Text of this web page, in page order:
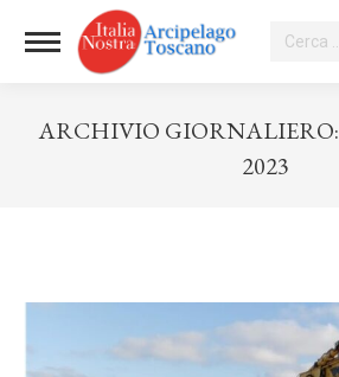
Cerca:
ARCHIVIO GIORNALIERO:
2023